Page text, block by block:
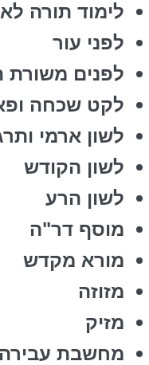
לימוד תורה
לפני עור
לפנים משורת
לקט שכחה
לשון ארמי
לשון הקודש
לשון הרע
מוסף דר"ה
מורא מקדש
מזוזה
מזיק
מחשבת עבירה